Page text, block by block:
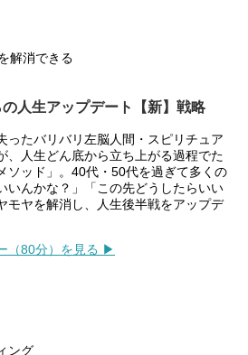
解消できる
人生アップデート【新】戦略
ったバリバリ左脳人間・スピリチュア
、人生どん底から立ち上がる過程でた
ソッド」。40代・50代を過ぎて多くの
いんかな？」「この先どうしたらいい
モヤを解消し、人生後半戦をアップデ
（80分）を見る ▶
ング